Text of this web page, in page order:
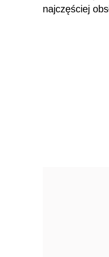
najczęściej